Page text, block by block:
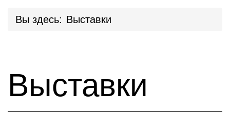
Вы здесь: Выставки
Выставки